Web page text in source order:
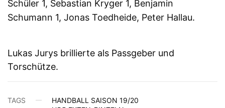
Schüler 1, Sebastian Kryger 1, Benjamin
Schumann 1, Jonas Toedheide, Peter Hallau.
Lukas Jurys brillierte als Passgeber und
Torschütze.
TAGS
HANDBALL SAISON 19/20